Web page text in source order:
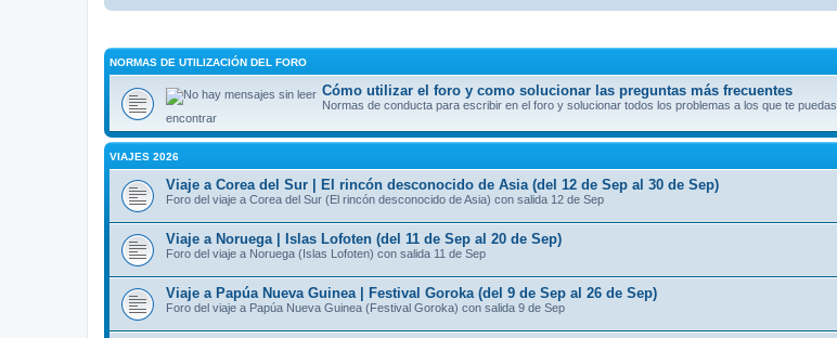
NORMAS DE UTILIZACIÓN DEL FORO
Cómo utilizar el foro y como solucionar las preguntas más frecuentes
Normas de conducta para escribir en el foro y solucionar todos los problemas a los que te puedas
encontrar
VIAJES 2026
Viaje a Corea del Sur | El rincón desconocido de Asia (del 12 de Sep al 30 de Sep)
Foro del viaje a Corea del Sur (El rincón desconocido de Asia) con salida 12 de Sep
Viaje a Noruega | Islas Lofoten (del 11 de Sep al 20 de Sep)
Foro del viaje a Noruega (Islas Lofoten) con salida 11 de Sep
Viaje a Papúa Nueva Guinea | Festival Goroka (del 9 de Sep al 26 de Sep)
Foro del viaje a Papúa Nueva Guinea (Festival Goroka) con salida 9 de Sep